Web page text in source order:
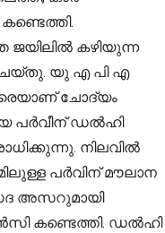
കഴിയുന്ന
യു എ പി എ
ചോദ്യം
പർവീന് ഡൽഹി
നിലവിൽ
പർവിന് മൗലാന
അസറുമായി
കണ്ടെത്തി. ഡൽഹി